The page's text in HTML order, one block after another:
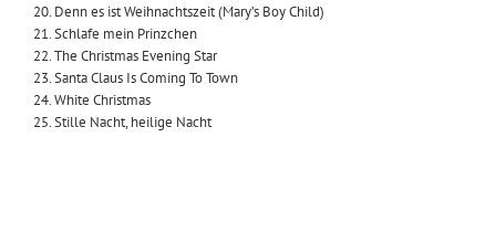
20. Denn es ist Weihnachtszeit (Mary’s Boy Child)
21. Schlafe mein Prinzchen
22. The Christmas Evening Star
23. Santa Claus Is Coming To Town
24. White Christmas
25. Stille Nacht, heilige Nacht